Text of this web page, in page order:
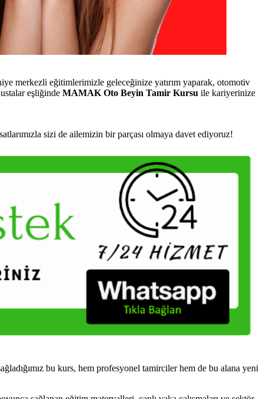
merkezli eğitimlerimizle geleceğinize yatırım yaparak, otomotiv
eşliğinde MAMAK Oto Beyin Tamir Kursu ile kariyerinize
sizi de ailemizin bir parçası olmaya davet ediyoruz!
bu kurs, hem profesyonel tamirciler hem de bu alana yeni